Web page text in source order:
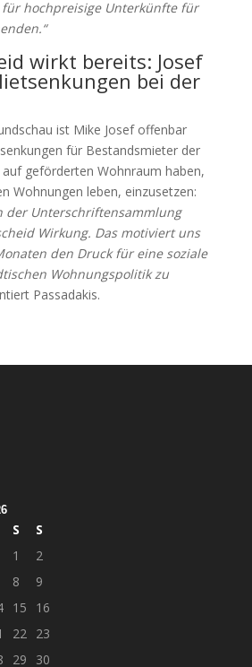
hochpreisige Unterkünfte für
wirkt bereits: Josef
bei der
ist Mike Josef offenbar
für Bestandsmieter der
auf geförderten Wohnraum haben,
Wohnungen leben, einzusetzen:
der Unterschriftensammlung
Wirkung. Das motiviert uns
den Druck für eine soziale
Wohnungspolitik zu
Passadakis.
S
S
1
2
8
9
15
16
22 23
29 30